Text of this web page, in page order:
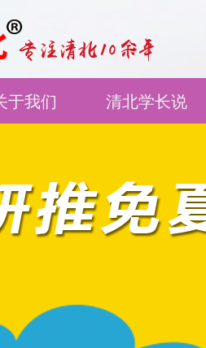
于我们 清北学长说